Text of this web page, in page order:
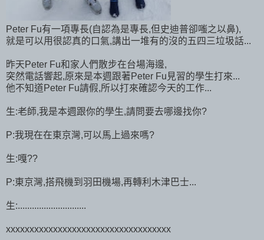
Peter Fu有一項專長(自認為是專長,但史迪普卻嗤之以鼻),
就是可以用很認真的口氣,講出一堆有的沒的五四三垃圾話...
昨天Peter Fu和家人們散步在台場海邊,
突然電話響起,原來是本週跟著Peter Fu見習的學生打來...
他不知道Peter Fu請假,所以打來確認今天的工作...
生:老師,我是本週跟你的學生,請問要去哪邊找你?
P:我現在在東京灣,可以馬上過來嗎?
生:嘎??
P:東京灣,搭飛機到羽田機場,再轉利木津巴士...
生:.............................
xxxxxxxxxxxxxxxxxxxxxxxxxxxxxxxxxxx